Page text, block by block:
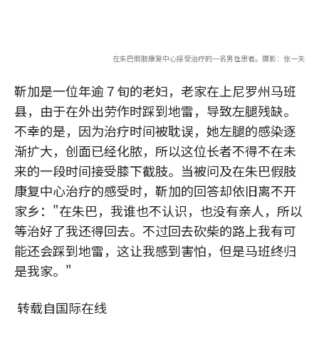
在朱巴假肢康复中心接受治疗的一名男性患者。摄影：张一夫
靳加是一位年逾７旬的老妇，老家在上尼罗州马班
县，由于在外出劳作时踩到地雷，导致左腿残缺。
不幸的是，因为治疗时间被耽误，她左腿的感染逐
渐扩大，创面已经化脓，所以这位长者不得不在未
来的一段时间接受膝下截肢。当被问及在朱巴假肢
康复中心治疗的感受时，靳加的回答却依旧离不开
家乡："在朱巴，我谁也不认识，也没有亲人，所以
等治好了我还得回去。不过回去砍柴的路上我有可
能还会踩到地雷，这让我感到害怕，但是马班终归
是我家。"
转载自国际在线